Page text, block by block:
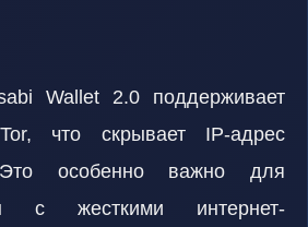
Wallet 2.0 поддерживает
что скрывает IP-адрес
Это особенно важно для
с жесткими интернет-